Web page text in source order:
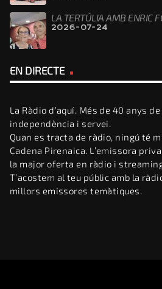
LA TERTÚLIA AMB ENRIC
2026-07-24
EN DIRECTE
La Ràdio d’aquí. Més de 40 anys
independència i servei.
Quan es tracta de ràdio, ningú té
Cadena Pirenaica. L’emissora
la major oferta en ràdio i
T’acostem al teu públic amb la
millors emissores temàtiques.